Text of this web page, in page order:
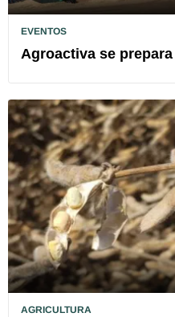
EVENTOS
Agroactiva se
AGRICULTURA